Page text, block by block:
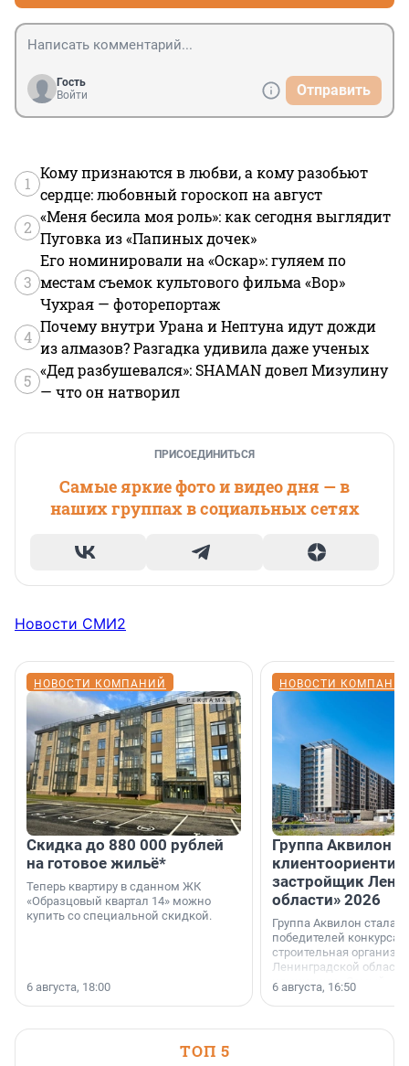
Гость
Войти
Отправить
1
Кому признаются в любви, а кому разобьют
сердце: любовный гороскоп на август
2
«Меня бесила моя роль»: как сегодня выглядит
Пуговка из «Папиных дочек»
3
Его номинировали на «Оскар»: гуляем по
местам съемок культового фильма «Вор»
Чухрая — фоторепортаж
4
Почему внутри Урана и Нептуна идут дожди
из алмазов? Разгадка удивила даже ученых
5
«Дед разбушевался»: SHAMAN довел Мизулину
— что он натворил
ПРИСОЕДИНИТЬСЯ
Самые яркие фото и видео дня — в
наших группах в социальных сетях
Новости СМИ2
НОВОСТИ КОМПАНИЙ
Скидка до 880 000 рублей
на готовое жильё*
Теперь квартиру в сданном ЖК
«Образцовый квартал 14» можно
купить со специальной скидкой.
6 августа, 18:00
НОВОСТИ
Группа Аквилон
застройщик
области» 2026
Группа Аквилон стала
победителей конкурса
строительная
Ленинградской области
номинации «Самый
застройщик
области».
6 августа, 16:50
ТОП 5